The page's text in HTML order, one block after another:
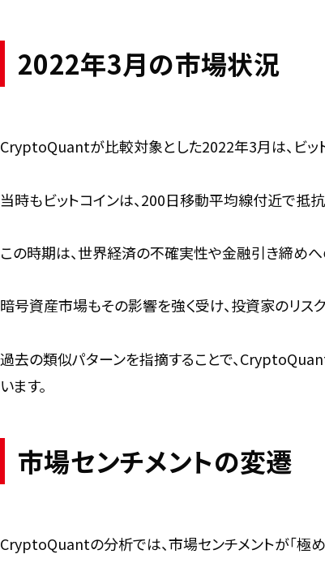
2022年3月の市場状況
CryptoQuantが比較対象とした2022年3月は、ビッ
当時もビットコインは、200日移動平均線付近で抵
この時期は、世界経済の不確実性や金融引き締め
暗号資産市場もその影響を強く受け、投資家のリス
過去の類似パターンを指摘することで、
います。
市場センチメントの変遷
CryptoQuantの分析では、市場センチメントが「極